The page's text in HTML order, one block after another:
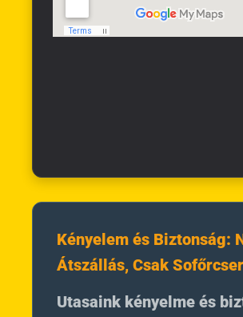
Kényelem és Biztonság:
Átszállás, Csak
Utasaink kényelme és